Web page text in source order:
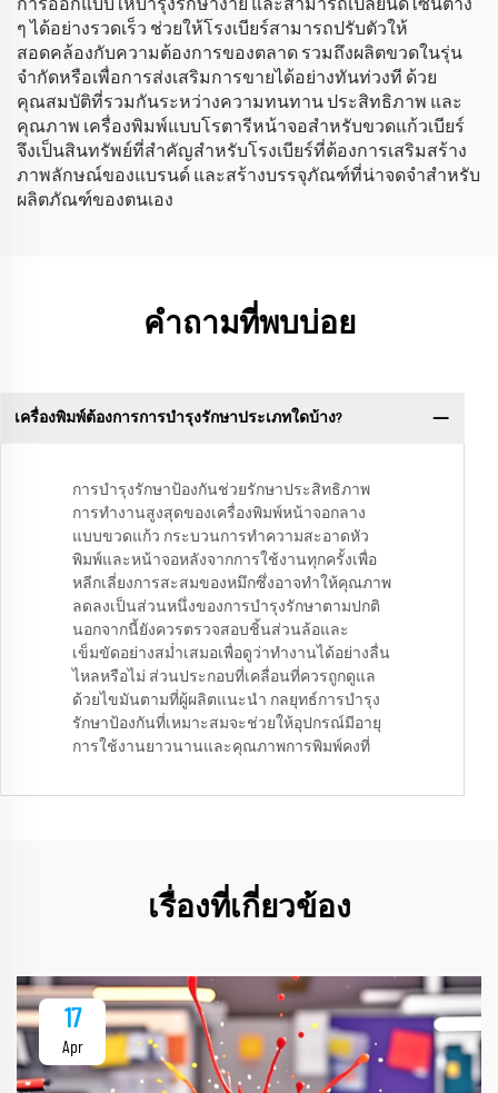
การออกแบบให้บำรุงรักษาง่าย และสามารถเปลี่ยนดีไซน์ต่าง
ๆ ได้อย่างรวดเร็ว ช่วยให้โรงเบียร์สามารถปรับตัวให้
สอดคล้องกับความต้องการของตลาด รวมถึงผลิตขวดในรุ่น
จำกัดหรือเพื่อการส่งเสริมการขายได้อย่างทันท่วงที ด้วย
คุณสมบัติที่รวมกันระหว่างความทนทาน ประสิทธิภาพ และ
คุณภาพ เครื่องพิมพ์แบบโรตารีหน้าจอสำหรับขวดแก้วเบียร์
จึงเป็นสินทรัพย์ที่สำคัญสำหรับโรงเบียร์ที่ต้องการเสริมสร้าง
ภาพลักษณ์ของแบรนด์ และสร้างบรรจุภัณฑ์ที่น่าจดจำสำหรับ
ผลิตภัณฑ์ของตนเอง
คำถามที่พบบ่อย
เครื่องพิมพ์ต้องการการบำรุงรักษาประเภทใดบ้าง?
การบำรุงรักษาป้องกันช่วยรักษาประสิทธิภาพ
การทำงานสูงสุดของเครื่องพิมพ์หน้าจอกลาง
แบบขวดแก้ว กระบวนการทำความสะอาดหัว
พิมพ์และหน้าจอหลังจากการใช้งานทุกครั้งเพื่อ
หลีกเลี่ยงการสะสมของหมึกซึ่งอาจทำให้คุณภาพ
ลดลงเป็นส่วนหนึ่งของการบำรุงรักษาตามปกติ
นอกจากนี้ยังควรตรวจสอบชิ้นส่วนล้อและ
เข็มขัดอย่างสม่ำเสมอเพื่อดูว่าทำงานได้อย่างลื่น
ไหลหรือไม่ ส่วนประกอบที่เคลื่อนที่ควรถูกดูแล
ด้วยไขมันตามที่ผู้ผลิตแนะนำ กลยุทธ์การบำรุง
รักษาป้องกันที่เหมาะสมจะช่วยให้อุปกรณ์มีอายุ
การใช้งานยาวนานและคุณภาพการพิมพ์คงที่
เรื่องที่เกี่ยวข้อง
17
Apr